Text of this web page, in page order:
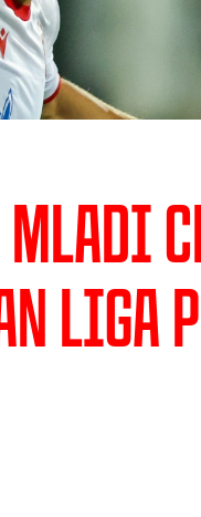
liga